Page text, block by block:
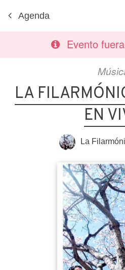
Agenda
Evento
LA
EN
La